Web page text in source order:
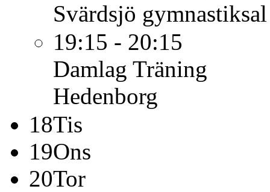
Svärdsjö gymnastiksal
19:15 - 20:15
Damlag Träning
Hedenborg
18Tis
19Ons
20Tor